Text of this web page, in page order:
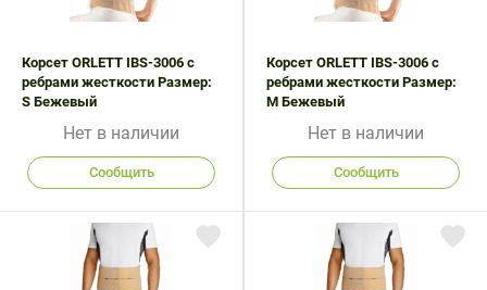
Корсет ORLETT IBS-3006 с
ребрами жесткости Размер:
S Бежевый
Нет в наличии
Сообщить
Корсет ORLETT IBS-3006 с
ребрами жесткости Размер:
M Бежевый
Нет в наличии
Сообщить
препараты
препараты
Противогрибковые
препараты
Противоопухолевые
препараты
Противопаразитарные
препараты
Растительные
препараты
Сердечно-
сосудистые
препараты
Поливитаминные
Пробиотики
Сахарный
диабет
Тонизирующие
Фиточай/